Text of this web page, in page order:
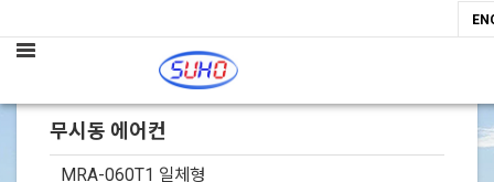
무시동 에어컨
MRA-060T1 일체형